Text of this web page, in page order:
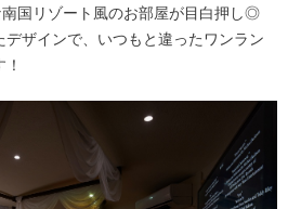
国リゾート風のお部屋が目白押し◎
ザインで、いつもと違ったワンラン